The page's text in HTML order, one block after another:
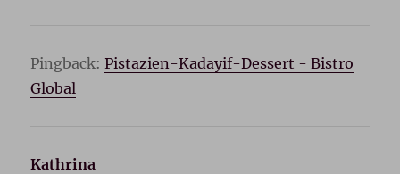
Pingback:Pistazien-Kadayif-Dessert - Bistro
Global
Kathrina